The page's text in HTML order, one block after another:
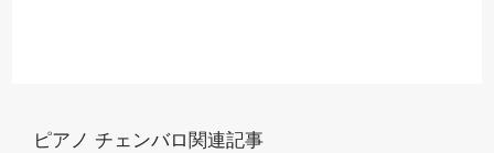
ピアノ チェンバロ関連記事